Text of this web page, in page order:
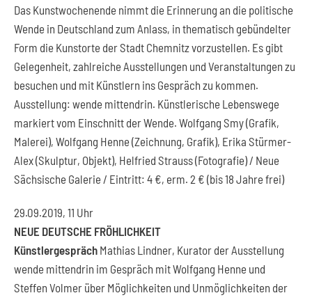
Das Kunstwochenende nimmt die Erinnerung an die politische
Wende in Deutschland zum Anlass, in thematisch gebündelter
Form die Kunstorte der Stadt Chemnitz vorzustellen. Es gibt
Gelegenheit, zahlreiche Ausstellungen und Veranstaltungen zu
besuchen und mit Künstlern ins Gespräch zu kommen.
Ausstellung: wende mittendrin. Künstlerische Lebenswege
markiert vom Einschnitt der Wende. Wolfgang Smy (Grafik,
Malerei), Wolfgang Henne (Zeichnung, Grafik), Erika Stürmer-
Alex (Skulptur, Objekt), Helfried Strauss (Fotografie) / Neue
Sächsische Galerie / Eintritt: 4 €, erm. 2 € (bis 18 Jahre frei)
29.09.2019, 11 Uhr
NEUE DEUTSCHE FRÖHLICHKEIT
Künstlergespräch Mathias Lindner, Kurator der Ausstellung
wende mittendrin im Gespräch mit Wolfgang Henne und
Steffen Volmer über Möglichkeiten und Unmöglichkeiten der